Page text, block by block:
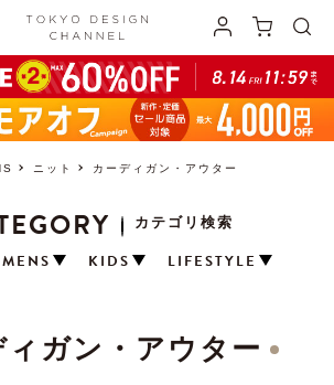
ニット カーディガン・アウター
カテゴリ検索
MENS KIDS LIFESTYLE
ガン・アウター